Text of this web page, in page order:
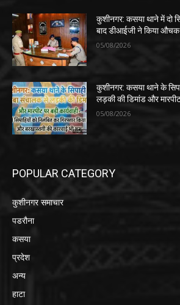
कुशीनगर: कसया थाने में दो
बाद डीआईजी ने किया औचक
05/08/2026
कुशीनगर: कसया थाने के
लड़की की डिमांड और मारपीट
05/08/2026
POPULAR CATEGORY
कुशीनगर समाचार
पडरौना
कसया
प्रदेश
अन्य
हाटा